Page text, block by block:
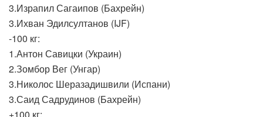
3.Израпил Сагаипов (Бахрейн)
3.Ихван Эдилсултанов (IJF)
-100 кг:
1.Антон Савицки (Украин)
2.Зомбор Вег (Унгар)
3.Николос Шеразадишвили (Испани)
3.Саид Садрудинов (Бахрейн)
+100 кг: